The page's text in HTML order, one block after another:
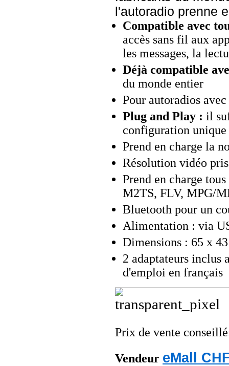
l'autoradio prenne
Compatible avec
accès sans fil aux
les messages, la
Déjà compatible
du monde entier
Pour autoradios
Plug and Play : il
configuration unique
Prend en charge la
Résolution vidéo
Prend en charge
M2TS, FLV, MPG/
Bluetooth pour un
Alimentation : via
Dimensions : 65 x
2 adaptateurs inclus
d'emploi en français
Prix de vente
Vendeur eMall